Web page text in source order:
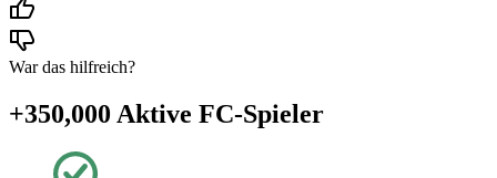
War das hilfreich?
+350,000 Aktive FC-Spieler